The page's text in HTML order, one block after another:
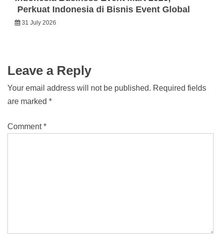
Perkuat Indonesia di Bisnis Event Global
31 July 2026
Leave a Reply
Your email address will not be published. Required fields
are marked *
Comment*